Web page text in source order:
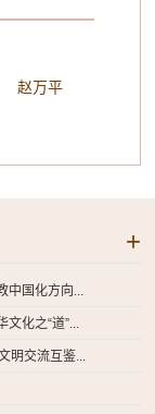
赵万平
+
中国化方向...
文化之“道”...
明交流互鉴...